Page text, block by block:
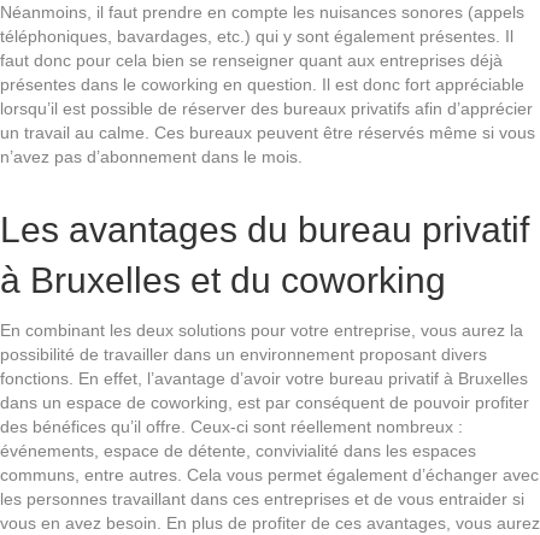
Néanmoins, il faut prendre en compte les nuisances sonores (appels
téléphoniques, bavardages, etc.) qui y sont également présentes. Il
faut donc pour cela bien se renseigner quant aux entreprises déjà
présentes dans le coworking en question. Il est donc fort appréciable
lorsqu’il est possible de réserver des bureaux privatifs afin d’apprécier
un travail au calme. Ces bureaux peuvent être réservés même si vous
n’avez pas d’abonnement dans le mois.
Les avantages du bureau privatif
à Bruxelles et du coworking
En combinant les deux solutions pour votre entreprise, vous aurez la
possibilité de travailler dans un environnement proposant divers
fonctions. En effet, l’avantage d’avoir votre bureau privatif à Bruxelles
dans un espace de coworking, est par conséquent de pouvoir profiter
des bénéfices qu’il offre. Ceux-ci sont réellement nombreux :
événements, espace de détente, convivialité dans les espaces
communs, entre autres. Cela vous permet également d’échanger avec
les personnes travaillant dans ces entreprises et de vous entraider si
vous en avez besoin. En plus de profiter de ces avantages, vous aurez